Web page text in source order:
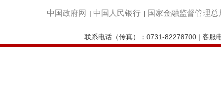
中国政府网 | 中国人民银行 | 国家金融监督管理总
联系电话（传真）：0731-82278700 | 客服